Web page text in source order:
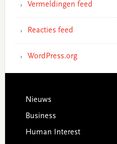
Vermeldingen feed
Reacties feed
WordPress.org
Footer
Nieuws
Business
Human Interest